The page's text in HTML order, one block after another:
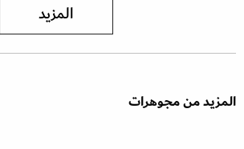
المزيد
المزيد من مجوهرات